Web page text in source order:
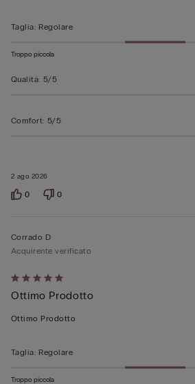
2 ago 2026
Taglia: Regolare
Troppo piccola
Qualità: 5/5
Comfort: 5/5
0 0
Valutato
5
su
Corrado D
Acquirente verificato
Ottimo Prodotto
Ottimo Prodotto
Taglia: Regolare
Troppo piccola